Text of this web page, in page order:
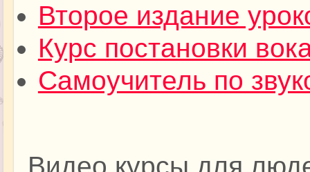
Второе издание
Курс постановки
Самоучитель по